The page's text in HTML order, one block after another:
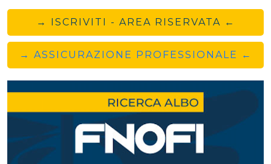
→ ISCRIVITI - AREA RISERVATA ←
→ ASSICURAZIONE PROFESSIONALE ←